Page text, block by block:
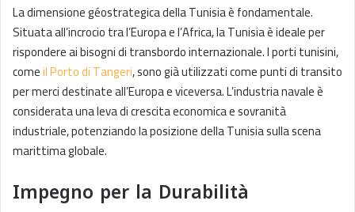
La dimensione géostrategica della Tunisia è fondamentale.
Situata all’incrocio tra l’Europa e l’Africa, la Tunisia è ideale per
rispondere ai bisogni di transbordo internazionale. I porti tunisini,
comeil Porto di Tangeri, sono già utilizzati come punti di transito
per merci destinate all’Europa e viceversa. L’industria navale è
considerata una leva di crescita economica e sovranità
industriale, potenziando la posizione della Tunisia sulla scena
marittima globale.
Impegno per la Durabilità